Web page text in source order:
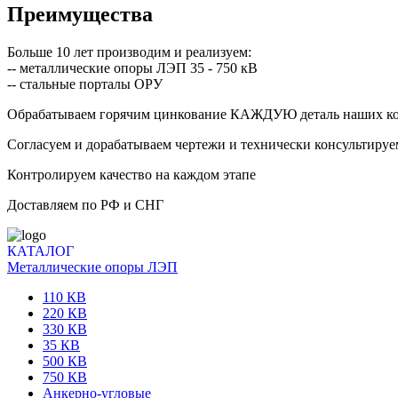
Преимущества
Больше 10 лет производим и реализуем:
-- металлические опоры ЛЭП 35 - 750 кВ
-- стальные порталы ОРУ
Обрабатываем горячим цинкование КАЖДУЮ деталь наших
Согласуем и дорабатываем чертежи и технически
Контролируем качество на каждом этапе
Доставляем по РФ и СНГ
КАТАЛОГ
Металлические опоры ЛЭП
110 КВ
220 КВ
330 КВ
35 КВ
500 КВ
750 КВ
Анкерно-угловые